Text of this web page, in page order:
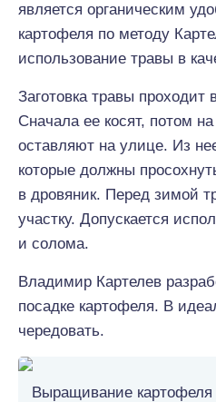
является органическим
картофеля по методу
использование травы в
Заготовка травы проходит
Сначала ее косят, потом
оставляют на улице. Из
которые должны
в дровяник. Перед зимой
участку. Допускается
и солома.
Владимир Картелев
посадке картофеля. В
чередовать.
Выращивание